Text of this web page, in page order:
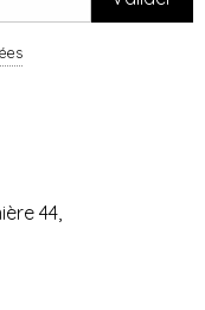
44,